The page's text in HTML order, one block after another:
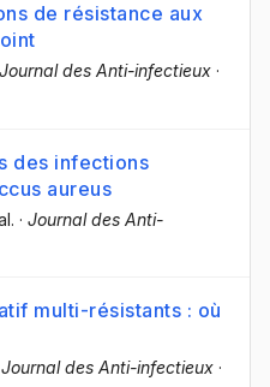
de résistance aux
Journal des Anti-infectieux ·
des infections
aureus
· Journal des Anti-
multi-résistants : où
Journal des Anti-infectieux ·